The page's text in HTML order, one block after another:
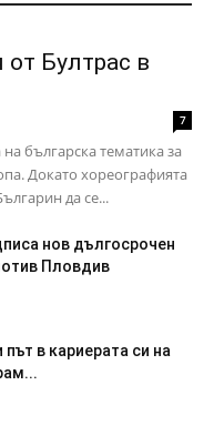
от Бултрас в
7
българска тематика за
Докато хореографията
да се...
нов дългосрочен
Пловдив
в кариерата си на